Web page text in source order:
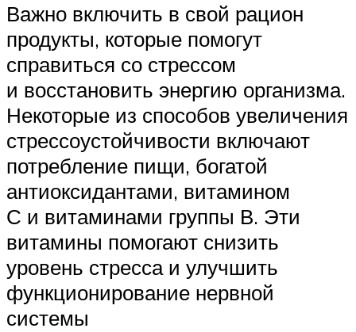
Важно включить в свой рацион
продукты, которые помогут
справиться со стрессом
и восстановить энергию организма.
Некоторые из способов увеличения
стрессоустойчивости включают
потребление пищи, богатой
антиоксидантами, витамином
С и витаминами группы В. Эти
витамины помогают снизить
уровень стресса и улучшить
функционирование нервной
системы